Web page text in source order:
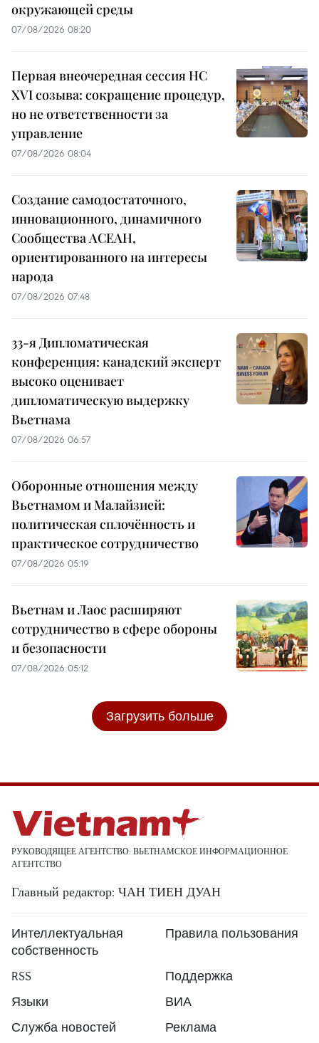
окружающей среды
07/08/2026 08:20
Первая внеочередная сессия НС
XVI созыва: сокращение процедур,
но не ответственности за
управление
07/08/2026 08:04
Создание самодостаточного,
инновационного, динамичного
Сообщества АСЕАН,
ориентированного на интересы
народа
07/08/2026 07:48
33-я Дипломатическая
конференция: канадский эксперт
высоко оценивает
дипломатическую выдержку
Вьетнама
07/08/2026 06:57
Оборонные отношения между
Вьетнамом и Малайзией:
политическая сплочённость и
практическое сотрудничество
07/08/2026 05:19
Вьетнам и Лаос расширяют
сотрудничество в сфере обороны
и безопасности
07/08/2026 05:12
Загрузить больше
РУКОВОДЯЩЕЕ АГЕНТСТВО: ВЬЕТНАМСКОЕ ИНФОРМАЦИОННОЕ
АГЕНТСТВО
Главный редактор: ЧАН ТИЕН ДУАН
Интеллектуальная
собственность
Правила пользования
RSS
Поддержка
Языки
ВИА
Служба новостей
Реклама